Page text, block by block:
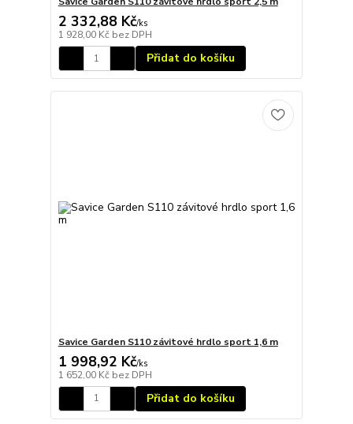
2 332,88 Kč/ks
1 928,00 Kč bez DPH
Přidat do košíku
Savice Garden S110 závitové hrdlo sport 1,6 m
1 998,92 Kč/ks
1 652,00 Kč bez DPH
Přidat do košíku